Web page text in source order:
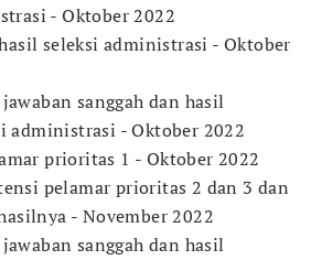
- Oktober 2022
seleksi administrasi - Oktober
sanggah dan hasil
administrasi - Oktober 2022
prioritas 1 - Oktober 2022
pelamar prioritas 2 dan 3 dan
- November 2022
sanggah dan hasil